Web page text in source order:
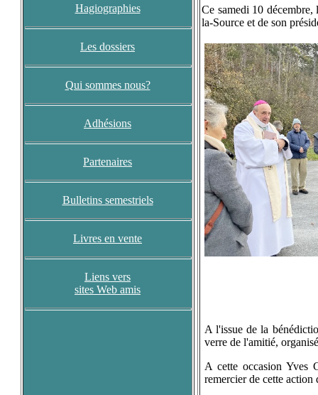
Hagiographies
Les dossiers
Qui sommes nous?
Adhésions
Partenaires
Bulletins semestriels
Livres en vente
Liens vers
sites Web amis
Ce samedi 10
la-Source et de son
A l'issue de la
verre de l'amitié,
A cette occasion Yves
remercier de cette